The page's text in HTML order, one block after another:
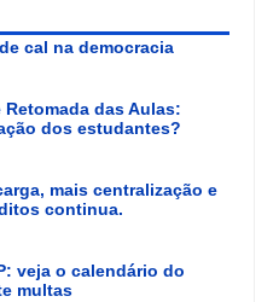
cal na democracia
das Aulas:
dos estudantes?
mais centralização e
continua.
veja o calendário do
multas